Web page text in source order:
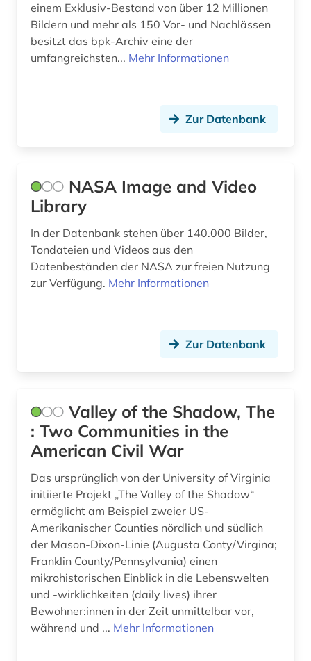
einem Exklusiv-Bestand von über 12 Millionen
Bildern und mehr als 150 Vor- und Nachlässen
besitzt das bpk-Archiv eine der
umfangreichsten... Mehr Informationen
Zur Datenbank
NASA Image and Video
Library
In der Datenbank stehen über 140.000 Bilder,
Tondateien und Videos aus den
Datenbeständen der NASA zur freien Nutzung
zur Verfügung. Mehr Informationen
Zur Datenbank
Valley of the Shadow, The
: Two Communities in the
American Civil War
Das ursprünglich von der University of Virginia
initiierte Projekt „The Valley of the Shadow“
ermöglicht am Beispiel zweier US-
Amerikanischer Counties nördlich und südlich
der Mason-Dixon-Linie (Augusta Conty/Virgina;
Franklin County/Pennsylvania) einen
mikrohistorischen Einblick in die Lebenswelten
und -wirklichkeiten (daily lives) ihrer
Bewohner:innen in der Zeit unmittelbar vor,
während und ... Mehr Informationen